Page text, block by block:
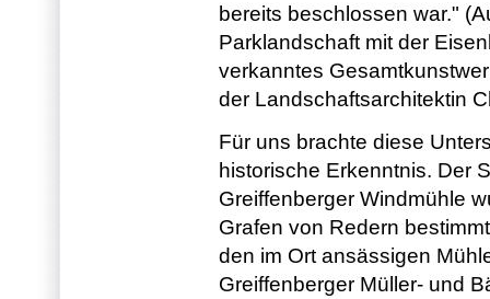
bereits beschlossen war."
Parklandschaft mit der
verkanntes
der Landschaftsarchitektin
Für uns brachte diese
historische Erkenntnis. Der
Greiffenberger Windmühle
Grafen von Redern
den im Ort ansässigen
Greiffenberger Müller- und